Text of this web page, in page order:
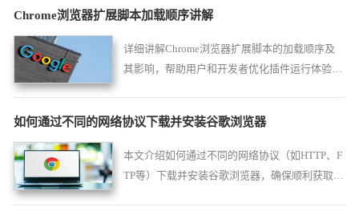
Chrome浏览器扩展脚本加载顺序讲解
详细讲解Chrome浏览器扩展脚本的加载顺序及
其影响，帮助用户和开发者优化插件运行体验和
如何通过不同的网络协议下载并安装谷歌浏览器
本文介绍如何通过不同的网络协议（如HTTP、F
TP等）下载并安装谷歌浏览器，确保顺利获取安